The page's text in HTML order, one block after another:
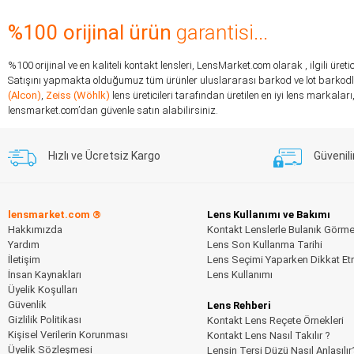
%100 orijinal ürün garantisi...
%100 orijinal ve en kaliteli kontakt lensleri, LensMarket.com olarak , ilgili
Satışını yapmakta olduğumuz tüm ürünler uluslararası barkod ve lot
(Alcon), Zeiss (Wöhlk) lens üreticileri tarafından üretilen en iyi lens
lensmarket.com’dan güvenle satın alabilirsiniz.
Hızlı ve Ücretsiz Kargo
lensmarket.com ®
Hakkımızda
Yardım
İletişim
İnsan Kaynakları
Üyelik Koşulları
Güvenlik
Gizlilik Politikası
Kişisel Verilerin Korunması
Üyelik Sözleşmesi
Lens Kullanımı ve Bakımı
Kontakt Lenslerle Bulanık Görme
Lens Son Kullanma Tarihi
Lens Seçimi Yaparken Dikkat
Lens Kullanımı
Lens Rehberi
Kontakt Lens Reçete Örnekleri
Kontakt Lens Nasıl Takılır ?
Lensin Tersi Düzü Nasıl